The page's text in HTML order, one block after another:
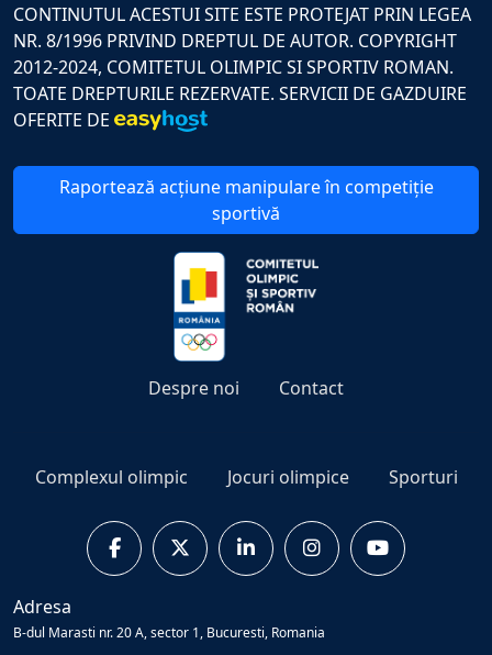
CONTINUTUL ACESTUI SITE ESTE PROTEJAT PRIN LEGEA
NR. 8/1996 PRIVIND DREPTUL DE AUTOR. COPYRIGHT
2012-2024, COMITETUL OLIMPIC SI SPORTIV ROMAN.
TOATE DREPTURILE REZERVATE. SERVICII DE GAZDUIRE
OFERITE DE
Raportează acțiune manipulare în competiție
sportivă
Despre noi Contact
Complexul olimpic Jocuri olimpice Sporturi
Adresa
B-dul Marasti nr. 20 A, sector 1, Bucuresti, Romania